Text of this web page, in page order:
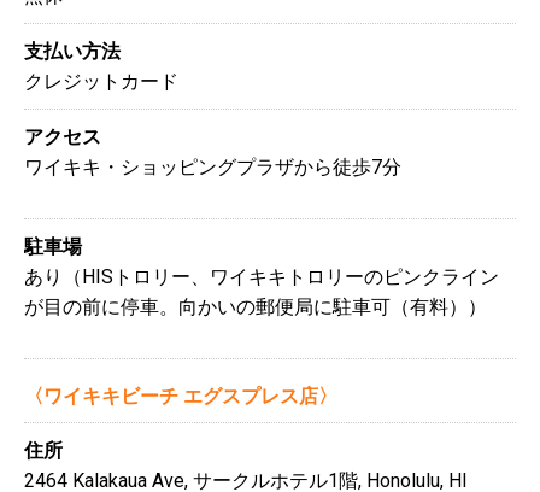
支払い方法
クレジットカード
アクセス
ワイキキ・ショッピングプラザから徒歩7分
駐車場
あり（HISトロリー、ワイキキトロリーのピンクライン
が目の前に停車。向かいの郵便局に駐車可（有料））
〈ワイキキビーチ エグスプレス店〉
住所
2464 Kalakaua Ave, サークルホテル1階, Honolulu, HI